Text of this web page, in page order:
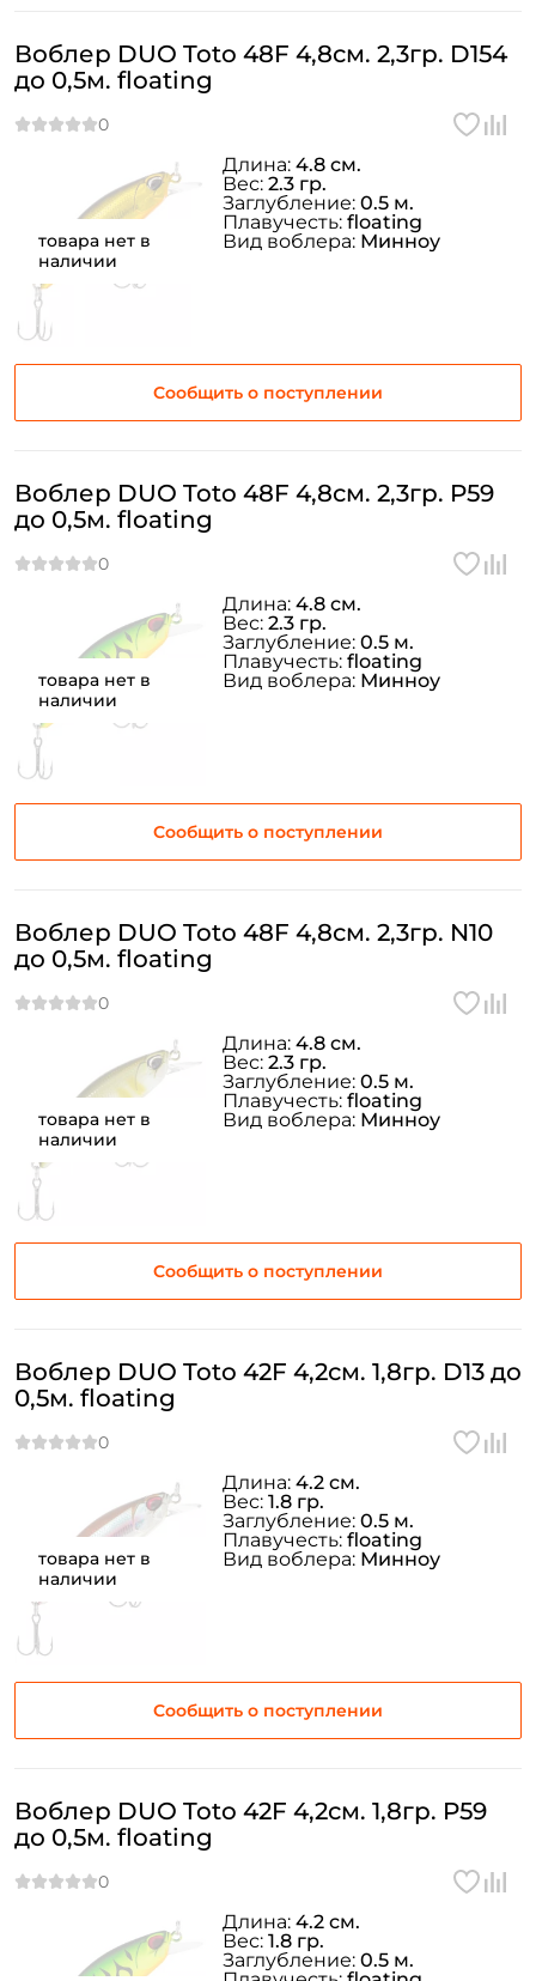
товара нет в
наличии
Воблер DUO Toto 48F 4,8см. 2,3гр. D154
до 0,5м. floating
Сообщить о поступлении
Длина: 4.8 см.
Вес: 2.3 гр.
Заглубление: 0.5 м.
Плавучесть: floating
Вид воблера: Минноу
товара нет в
наличии
Воблер DUO Toto 48F 4,8см. 2,3гр. P59
до 0,5м. floating
Сообщить о поступлении
Длина: 4.8 см.
Вес: 2.3 гр.
Заглубление: 0.5 м.
Плавучесть: floating
Вид воблера: Минноу
товара нет в
наличии
Воблер DUO Toto 48F 4,8см. 2,3гр. N10
до 0,5м. floating
Сообщить о поступлении
Длина: 4.8 см.
Вес: 2.3 гр.
Заглубление: 0.5 м.
Плавучесть: floating
Вид воблера: Минноу
товара нет в
наличии
Воблер DUO Toto 42F 4,2см. 1,8гр. D13 до
0,5м. floating
Сообщить о поступлении
Длина: 4.2 см.
Вес: 1.8 гр.
Заглубление: 0.5 м.
Плавучесть: floating
Вид воблера: Минноу
Воблер DUO Toto 42F 4,2см. 1,8гр. P59
до 0,5м. floating
Длина: 4.2 см.
Вес: 1.8 гр.
Заглубление: 0.5 м.
ФИО: *